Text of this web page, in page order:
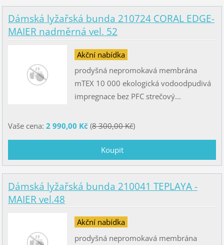
Dámská lyžařská bunda 210724 CORAL EDGE-
MAIER nadměrná vel. 52
Akční nabídka
prodyšná nepromokavá membrána
mTEX 10 000 ekologická vodoodpudivá
impregnace bez PFC strečový...
Vaše cena: 2 990,00 Kč(8 300,00 Kč)
Dámská lyžařská bunda 210041 TEPLAYA -
MAIER vel.48
Akční nabídka
prodyšná nepromokavá membrána